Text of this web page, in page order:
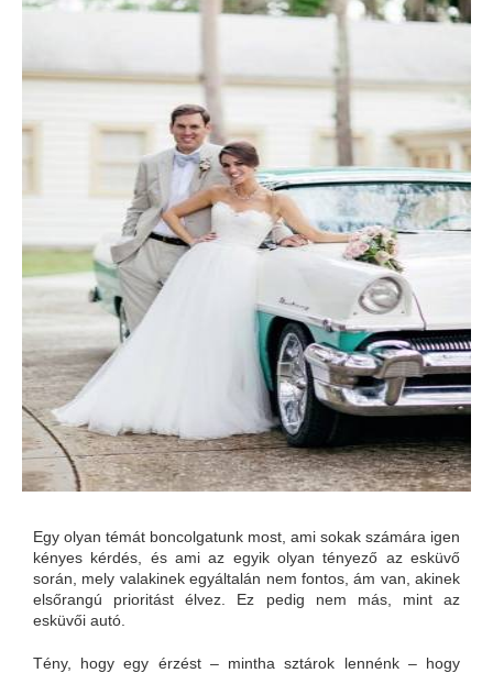
Egy olyan témát boncolgatunk most, ami sokak számára igen
kényes kérdés, és ami az egyik olyan tényező az esküvő
során, mely valakinek egyáltalán nem fontos, ám van, akinek
elsőrangú prioritást élvez. Ez pedig nem más, mint az
esküvői autó.
Tény, hogy egy érzést – mintha sztárok lennénk – hogy